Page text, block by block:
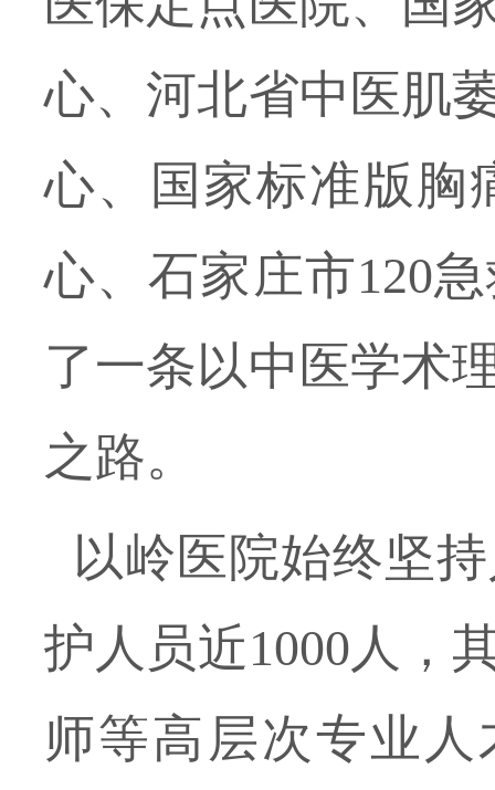
心、河北省中医肌
心、国家标准版胸
心、石家庄市120
了一条以中医学术
之路。
以岭医院始终坚
护人员近1000人，
师等高层次专业